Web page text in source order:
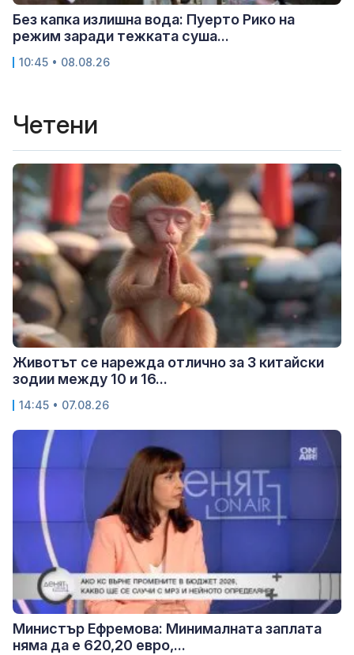
Без капка излишна вода: Пуерто Рико на
режим заради тежката суша...
10:45 • 08.08.26
Четени
Животът се нарежда отлично за 3 китайски
зодии между 10 и 16...
14:45 • 07.08.26
Министър Ефремова: Минималната заплата
няма да е 620,20 евро,...